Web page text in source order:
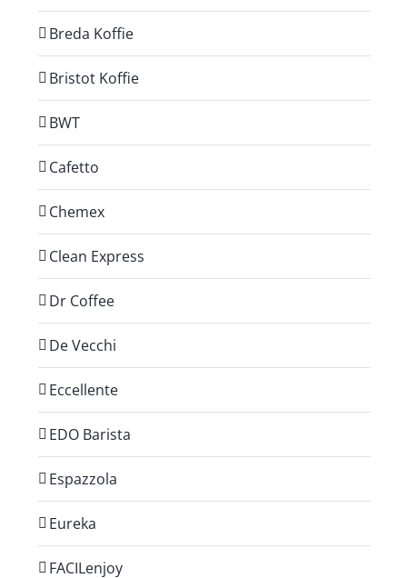
Breda Koffie
Bristot Koffie
BWT
Cafetto
Chemex
Clean Express
Dr Coffee
De Vecchi
Eccellente
EDO Barista
Espazzola
Eureka
FACILenjoy